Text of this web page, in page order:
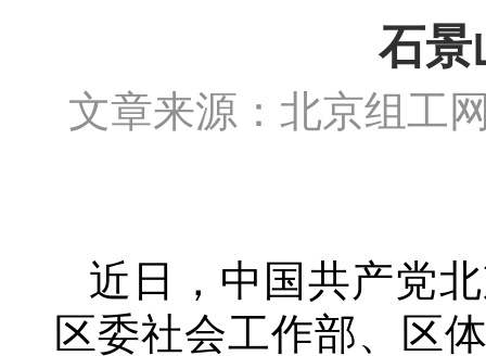
石景
文章来源：北京组
近日，中国共产党
区委社会工作部、区